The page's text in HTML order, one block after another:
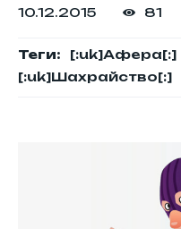
10.12.2015 81
Теги: [:uk]Афера[:]
[:uk]Шахрайство[:]